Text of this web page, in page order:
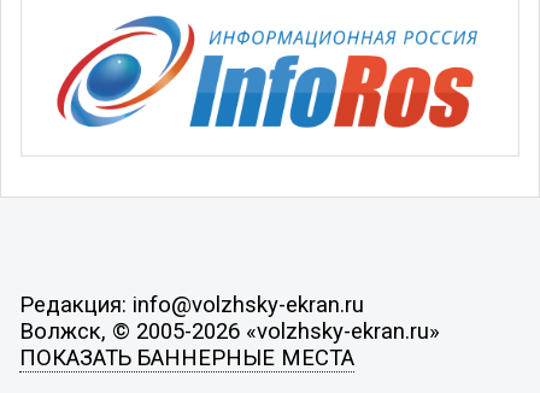
Редакция: info@volzhsky-ekran.ru
Волжск, © 2005-2026 «volzhsky-ekran.ru»
ПОКАЗАТЬ БАННЕРНЫЕ МЕСТА